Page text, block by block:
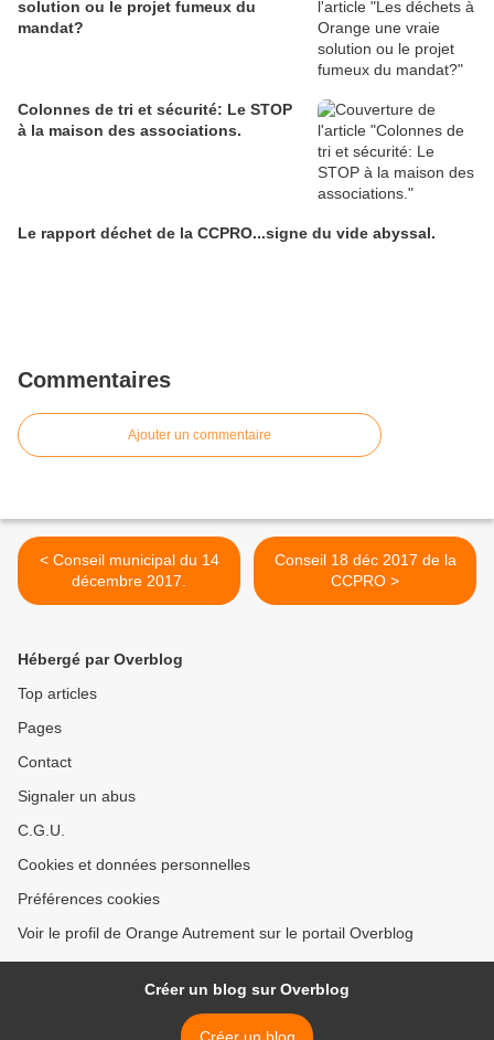
solution ou le projet fumeux du
mandat?
Colonnes de tri et sécurité: Le STOP
à la maison des associations.
Le rapport déchet de la CCPRO...signe du vide abyssal.
Commentaires
Ajouter un commentaire
< Conseil municipal du 14
décembre 2017.
Conseil 18 déc 2017 de la
CCPRO >
Hébergé par Overblog
Top articles
Pages
Contact
Signaler un abus
C.G.U.
Cookies et données personnelles
Préférences cookies
Voir le profil de Orange Autrement sur le portail Overblog
Créer un blog sur Overblog